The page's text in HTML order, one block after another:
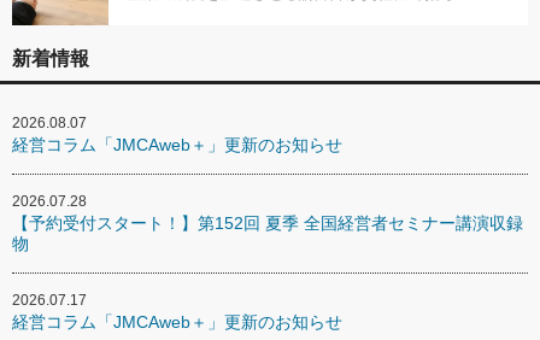
新着情報
2026.08.07
経営コラム「JMCAweb＋」更新のお知らせ
2026.07.28
【予約受付スタート！】第152回 夏季 全国経営者セミナー講演収録
物
2026.07.17
経営コラム「JMCAweb＋」更新のお知らせ